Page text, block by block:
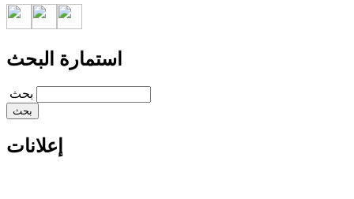
استمارة البحث
‏بحث ‏
إعلانات